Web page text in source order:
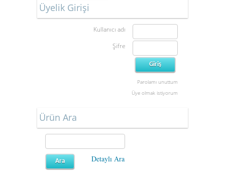
Üyelik Girişi
Kullanıcı adı
Şifre
Parolamı unuttum
Üye olmak istiyorum
Ürün Ara
Detaylı Ara